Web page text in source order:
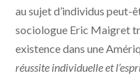
au sujet d’individus peut-
sociologue Eric Maigret
existence dans une
réussite individuelle et